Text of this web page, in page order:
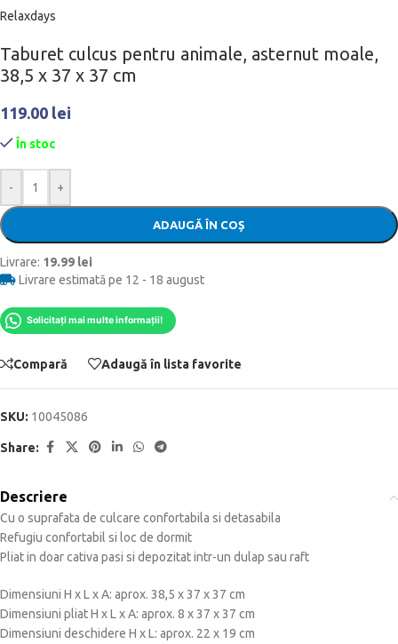
Relaxdays
Taburet culcus pentru animale, asternut moale,
38,5 x 37 x 37 cm
119.00 lei
În stoc
- +
ADAUGĂ ÎN COȘ
Livrare: 19.99 lei
Livrare estimată pe 12 - 18 august
Solicitați mai multe informații!
Compară Adaugă în lista favorite
SKU: 10045086
Share:
Descriere
Cu o suprafata de culcare confortabila si detasabila
Refugiu confortabil si loc de dormit
Pliat in doar cativa pasi si depozitat intr-un dulap sau raft
Dimensiuni H x L x A: aprox. 38,5 x 37 x 37 cm
Dimensiuni pliat H x L x A: aprox. 8 x 37 x 37 cm
Dimensiuni deschidere H x L: aprox. 22 x 19 cm